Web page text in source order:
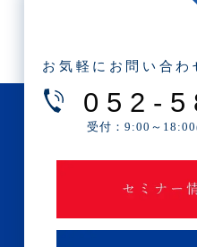
・2025年4月(1記事)
・2025年2月(3記事)
・2025年1月(1記事)
お気軽にお問い合わ
052-
受付：9:00～